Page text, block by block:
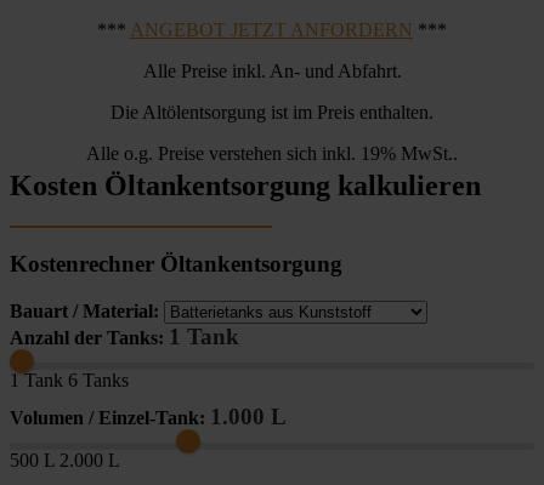
*** ANGEBOT JETZT ANFORDERN ***
Alle Preise inkl. An- und Abfahrt.
Die Altölentsorgung ist im Preis enthalten.
Alle o.g. Preise verstehen sich inkl. 19% MwSt..
Kosten Öltankentsorgung kalkulieren
Kostenrechner Öltankentsorgung
Bauart / Material:
Anzahl der Tanks: 1 Tank
1 Tank 6 Tanks
Volumen / Einzel-Tank: 1.000 L
500 L 2.000 L